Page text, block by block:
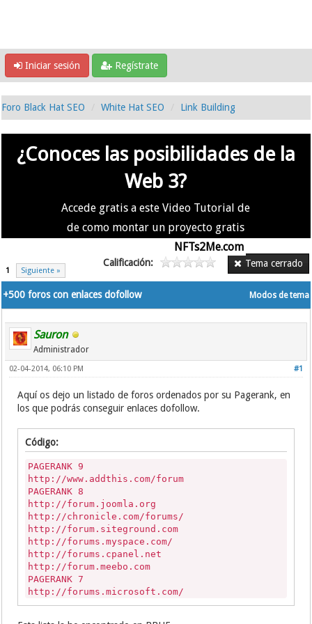
Iniciar sesión Regístrate
Foro Black Hat SEO White Hat SEO Link Building
¿Conoces las posibilidades de la
Web 3?
Accede gratis a este Video Tutorial de
de como montar un proyecto gratis
NFTs2Me.com
1 Siguiente »
Tema cerrado
Calificación:
Modos de tema
+500 foros con enlaces dofollow
Sauron
Administrador
#1
02-04-2014, 06:10 PM
Aquí os dejo un listado de foros ordenados por su Pagerank, en
los que podrás conseguir enlaces dofollow.
Código:
PAGERANK 9
http://www.addthis.com/forum
PAGERANK 8
http://forum.joomla.org
http://chronicle.com/forums/
http://forum.siteground.com
http://forums.myspace.com/
http://forums.cpanel.net
http://forum.meebo.com
PAGERANK 7
http://forums.microsoft.com/
http://www.bookforum.com